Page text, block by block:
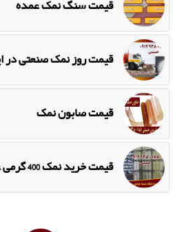
قیمت سنگ نمک عمده
قیمت روز نمک صنعتی در
قیمت صابون نمک
قیمت خرید نمک 400 گرمی عمده